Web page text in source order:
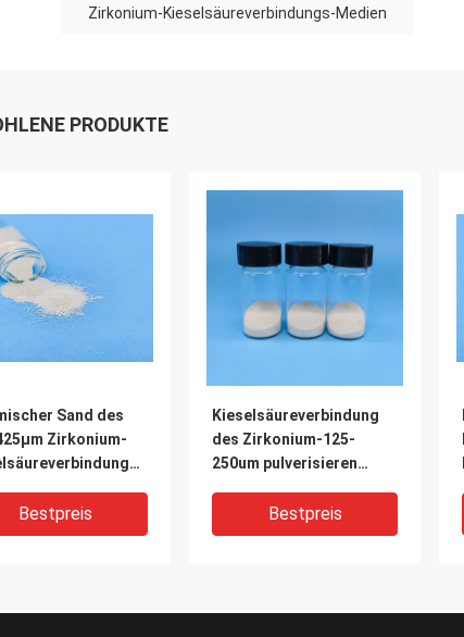
Zirkonium-Kieselsäureverbindungs-Medien
PRODUKTE
Sand des
Zirkonium-
Bestpreis
Kieselsäureverbindung
des Zirkonium-125-
250um pulverisieren
Bestpreis